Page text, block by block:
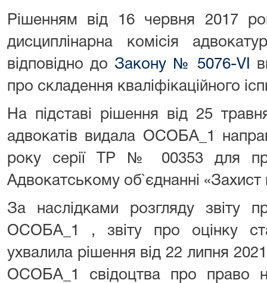
Рішенням від 16 червня 2017
дисциплінарна комісія
відповідно до Закону № 5076-VI
про складення кваліфікаційного
На підставі рішення від 25
адвокатів видала ОСОБА_1
року серії ТР № 00353 для
Адвокатському об`єднанні «Захист
За наслідками розгляду звіту
ОСОБА_1 , звіту про оцінку
ухвалила рішення від 22 липня
ОСОБА_1 свідоцтва про право